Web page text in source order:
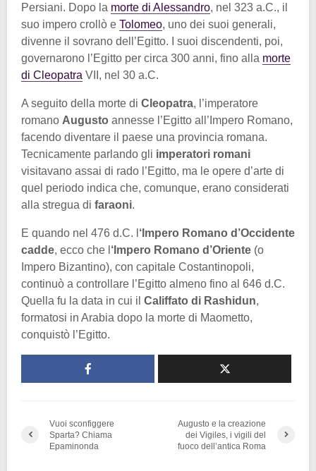
Persiani. Dopo la morte di Alessandro, nel 323 a.C., il
suo impero crollò e Tolomeo, uno dei suoi generali,
divenne il sovrano dell’Egitto. I suoi discendenti, poi,
governarono l’Egitto per circa 300 anni, fino alla morte
di Cleopatra VII, nel 30 a.C.
A seguito della morte di Cleopatra, l’imperatore
romano Augusto annesse l’Egitto all’Impero Romano,
facendo diventare il paese una provincia romana.
Tecnicamente parlando gli imperatori romani
visitavano assai di rado l’Egitto, ma le opere d’arte di
quel periodo indica che, comunque, erano considerati
alla stregua di faraoni.
E quando nel 476 d.C. l ‘Impero Romano d’Occidente
cadde, ecco che l ‘Impero Romano d’Oriente (o
Impero Bizantino), con capitale Costantinopoli,
continuò a controllare l’Egitto almeno fino al 646 d.C.
Quella fu la data in cui il Califfato di Rashidun,
formatosi in Arabia dopo la morte di Maometto,
conquistò l’Egitto.
Vuoi sconfiggere
Sparta? Chiama
Epaminonda
Augusto e la creazione
dei Vigiles, i vigili del
fuoco dell’antica Roma